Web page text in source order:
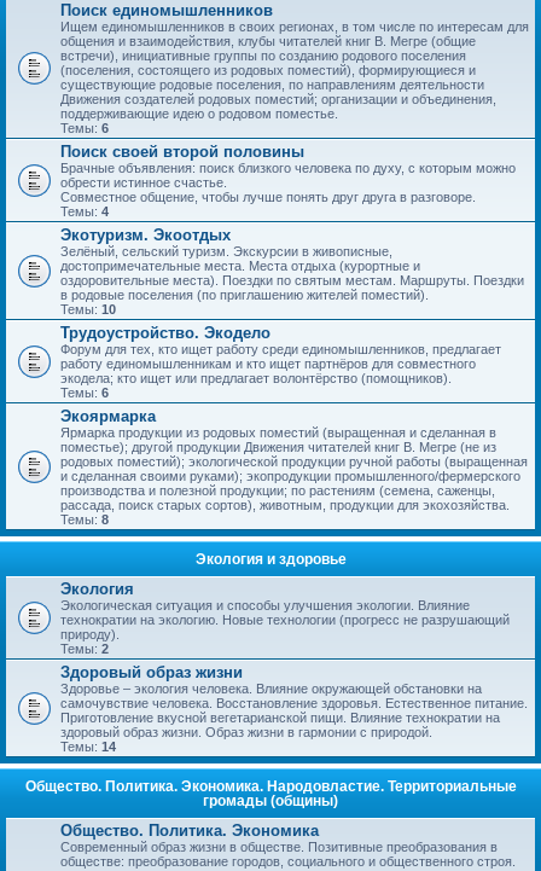
Поиск единомышленников
Ищем единомышленников в своих регионах, в том числе по интересам для
общения и взаимодействия, клубы читателей книг В. Мегре (общие
встречи), инициативные группы по созданию родового поселения
(поселения, состоящего из родовых поместий), формирующиеся и
существующие родовые поселения, по направлениям деятельности
Движения создателей родовых поместий; организации и объединения,
поддерживающие идею о родовом поместье.
Темы: 6
Поиск своей второй половины
Брачные объявления: поиск близкого человека по духу, с которым можно
обрести истинное счастье.
Совместное общение, чтобы лучше понять друг друга в разговоре.
Темы: 4
Экотуризм. Экоотдых
Зелёный, сельский туризм. Экскурсии в живописные,
достопримечательные места. Места отдыха (курортные и
оздоровительные места). Поездки по святым местам. Маршруты. Поездки
в родовые поселения (по приглашению жителей поместий).
Темы: 10
Трудоустройство. Экодело
Форум для тех, кто ищет работу среди единомышленников, предлагает
работу единомышленникам и кто ищет партнёров для совместного
экодела; кто ищет или предлагает волонтёрство (помощников).
Темы: 6
Экоярмарка
Ярмарка продукции из родовых поместий (выращенная и сделанная в
поместье); другой продукции Движения читателей книг В. Мегре (не из
родовых поместий); экологической продукции ручной работы (выращенная
и сделанная своими руками); экопродукции промышленного/фермерского
производства и полезной продукции; по растениям (семена, саженцы,
рассада, поиск старых сортов), животным, продукции для экохозяйства.
Темы: 8
Экология и здоровье
Экология
Экологическая ситуация и способы улучшения экологии. Влияние
технократии на экологию. Новые технологии (прогресс не разрушающий
природу).
Темы: 2
Здоровый образ жизни
Здоровье – экология человека. Влияние окружающей обстановки на
самочувствие человека. Восстановление здоровья. Естественное питание.
Приготовление вкусной вегетарианской пищи. Влияние технократии на
здоровый образ жизни. Образ жизни в гармонии с природой.
Темы: 14
Общество. Политика. Экономика. Народовластие. Территориальные
громады (общины)
Общество. Политика. Экономика
Современный образ жизни в обществе. Позитивные преобразования в
обществе: преобразование городов, социального и общественного строя.